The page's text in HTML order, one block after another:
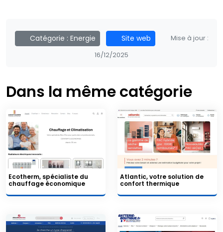
Catégorie : Energie Site web
Mise à jour :
16/12/2025
Dans la même catégorie
Ecotherm, spécialiste du
chauffage économique
Atlantic, votre solution de
confort thermique